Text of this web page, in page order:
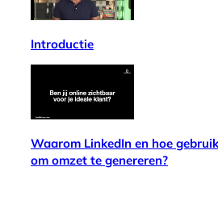
Introductie
Waarom LinkedIn en hoe
om omzet te genereren?